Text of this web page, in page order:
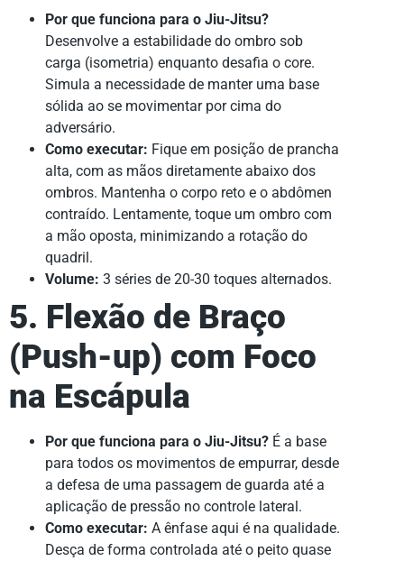
Por que funciona para o Jiu-Jitsu?
Desenvolve a estabilidade do ombro sob
carga (isometria) enquanto desafia o core.
Simula a necessidade de manter uma base
sólida ao se movimentar por cima do
adversário.
Como executar: Fique em posição de prancha
alta, com as mãos diretamente abaixo dos
ombros. Mantenha o corpo reto e o abdômen
contraído. Lentamente, toque um ombro com
a mão oposta, minimizando a rotação do
quadril.
Volume: 3 séries de 20-30 toques alternados.
5. Flexão de Braço
(Push-up) com Foco
na Escápula
Por que funciona para o Jiu-Jitsu? É a base
para todos os movimentos de empurrar, desde
a defesa de uma passagem de guarda até a
aplicação de pressão no controle lateral.
Como executar: A ênfase aqui é na qualidade.
Desça de forma controlada até o peito quase